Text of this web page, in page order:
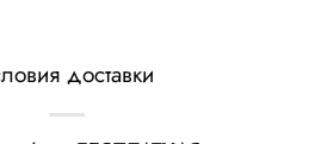
доставки